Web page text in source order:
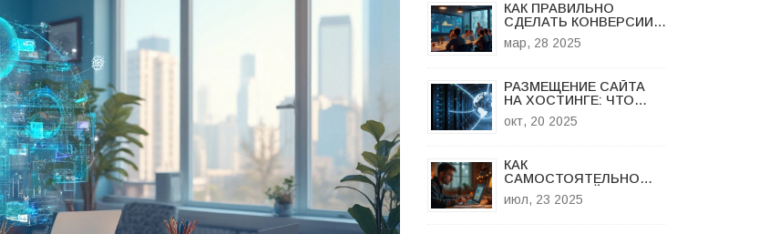
КАК ПРАВИЛЬНО
СДЕЛАТЬ КОНВЕРСИИ:
ЛУЧШИЕ СОВЕТЫ И
ПРАКТИКИ
мар, 28 2025
РАЗМЕЩЕНИЕ САЙТА
НА ХОСТИНГЕ: ЧТО
НУЖНО ЗНАТЬ ПЕРЕД
ВЫБОРОМ
окт, 20 2025
КАК
САМОСТОЯТЕЛЬНО
СОЗДАТЬ САЙТ:
ПОДРОБНЫЙ РАЗБОР
июл, 23 2025